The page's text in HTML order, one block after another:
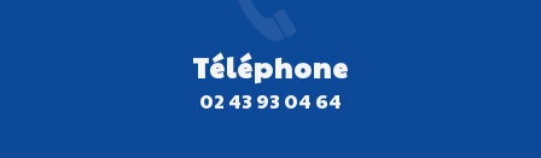
Téléphone
02 43 93 04 64